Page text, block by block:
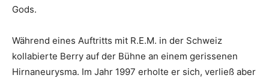
Gods.
Während eines Auftritts mit R.E.M. in der Schweiz
kollabierte Berry auf der Bühne an einem gerissenen
Hirnaneurysma. Im Jahr 1997 erholte er sich, verließ aber